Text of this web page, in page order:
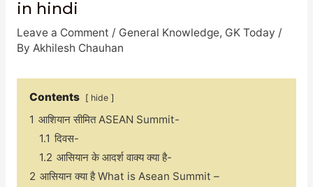
in hindi
Leave a Comment / General Knowledge, GK Today /
By Akhilesh Chauhan
Contents hide
1 आशियान सीमित ASEAN Summit-
1.1 दिवस-
1.2 आसियान के आदर्श वाक्य क्या है-
2 आसियान क्या है What is Asean Summit –